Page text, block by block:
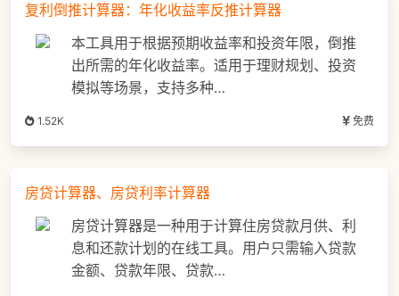
复利倒推计算器：年化收益率反推计算器
本工具用于根据预期收益率和投资年限，倒推
出所需的年化收益率。适用于理财规划、投资
模拟等场景，支持多种…
1.52K 免费
房贷计算器、房贷利率计算器
房贷计算器是一种用于计算住房贷款月供、利
息和还款计划的在线工具。用户只需输入贷款
金额、贷款年限、贷款…